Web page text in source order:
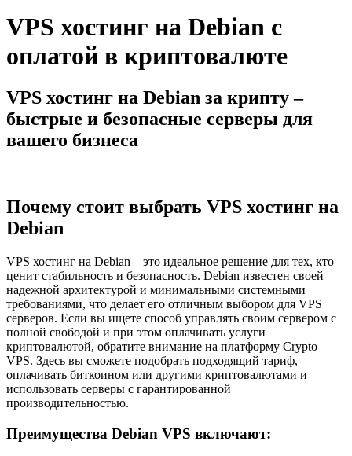
VPS хостинг на Debian с
оплатой в криптовалюте
VPS хостинг на Debian за крипту –
быстрые и безопасные серверы для
вашего бизнеса
Почему стоит выбрать VPS хостинг на
Debian
VPS хостинг на Debian – это идеальное решение для тех, кто
ценит стабильность и безопасность. Debian известен своей
надежной архитектурой и минимальными системными
требованиями, что делает его отличным выбором для VPS
серверов. Если вы ищете способ управлять своим сервером с
полной свободой и при этом оплачивать услуги
криптовалютой, обратите внимание на платформу Crypto
VPS. Здесь вы сможете подобрать подходящий тариф,
оплачивать биткоином или другими криптовалютами и
использовать серверы с гарантированной
производительностью.
Преимущества Debian VPS включают: